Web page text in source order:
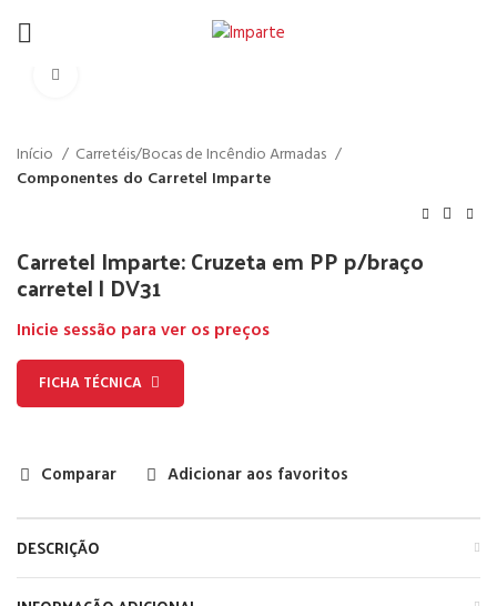
Início
Carretéis/Bocas de Incêndio Armadas
Componentes do Carretel Imparte
Carretel Imparte: Cruzeta em PP p/braço
carretel | DV31
Inicie sessão para ver os preços
FICHA TÉCNICA
Comparar Adicionar aos favoritos
DESCRIÇÃO